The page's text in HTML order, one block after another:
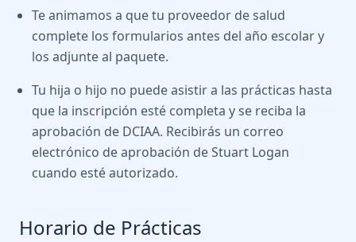
Te animamos a que tu proveedor de salud
complete los formularios antes del año escolar y
los adjunte al paquete.
Tu hija o hijo no puede asistir a las prácticas hasta
que la inscripción esté completa y se reciba la
aprobación de DCIAA. Recibirás un correo
electrónico de aprobación de Stuart Logan
cuando esté autorizado.
Horario de Prácticas